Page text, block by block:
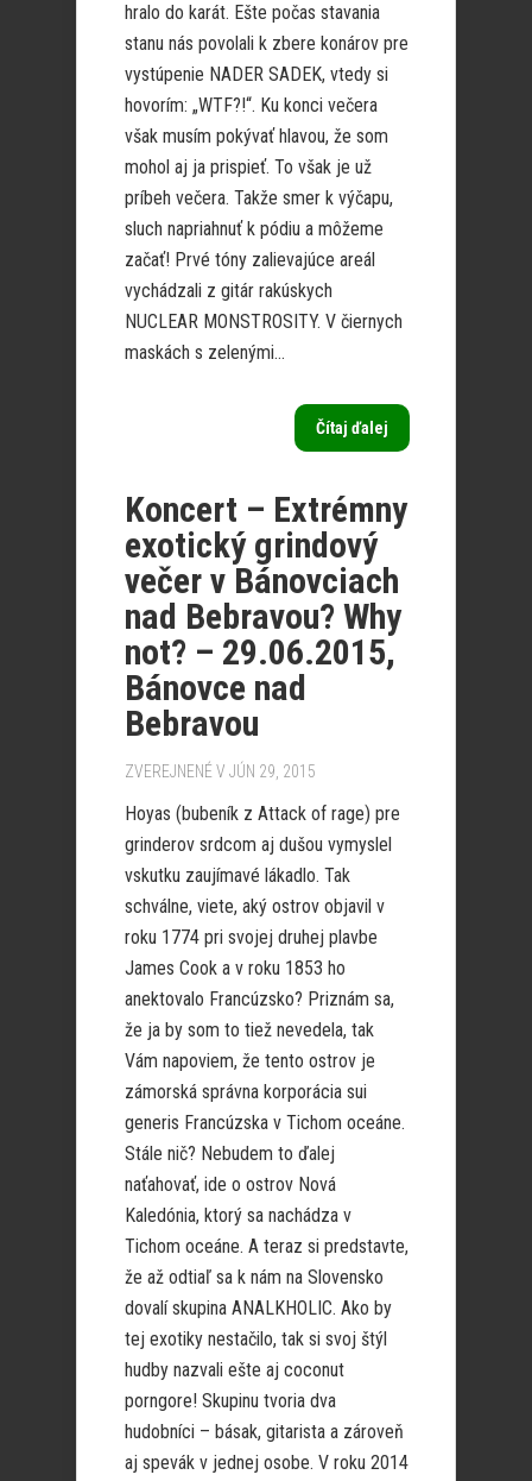
hralo do karát. Ešte počas stavania
stanu nás povolali k zbere konárov pre
vystúpenie NADER SADEK, vtedy si
hovorím: „WTF?!“. Ku konci večera
však musím pokývať hlavou, že som
mohol aj ja prispieť. To však je už
príbeh večera. Takže smer k výčapu,
sluch napriahnuť k pódiu a môžeme
začať! Prvé tóny zalievajúce areál
vychádzali z gitár rakúskych
NUCLEAR MONSTROSITY. V čiernych
maskách s zelenými...
Čítaj ďalej
Koncert – Extrémny
exotický grindový
večer v Bánovciach
nad Bebravou? Why
not? – 29.06.2015,
Bánovce nad
Bebravou
ZVEREJNENÉ V JÚN 29, 2015
Hoyas (bubeník z Attack of rage) pre
grinderov srdcom aj dušou vymyslel
vskutku zaujímavé lákadlo. Tak
schválne, viete, aký ostrov objavil v
roku 1774 pri svojej druhej plavbe
James Cook a v roku 1853 ho
anektovalo Francúzsko? Priznám sa,
že ja by som to tiež nevedela, tak
Vám napoviem, že tento ostrov je
zámorská správna korporácia sui
generis Francúzska v Tichom oceáne.
Stále nič? Nebudem to ďalej
naťahovať, ide o ostrov Nová
Kaledónia, ktorý sa nachádza v
Tichom oceáne. A teraz si predstavte,
že až odtiaľ sa k nám na Slovensko
dovalí skupina ANALKHOLIC. Ako by
tej exotiky nestačilo, tak si svoj štýl
hudby nazvali ešte aj coconut
porngore! Skupinu tvoria dva
hudobníci – básak, gitarista a zároveň
aj spevák v jednej osobe. V roku 2014